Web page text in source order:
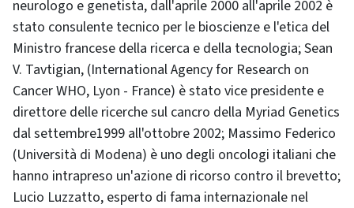
neurologo e genetista, dall'aprile 2000 all'aprile 2002 è
stato consulente tecnico per le bioscienze e l'etica del
Ministro francese della ricerca e della tecnologia; Sean
V. Tavtigian, (International Agency for Research on
Cancer WHO, Lyon - France) è stato vice presidente e
direttore delle ricerche sul cancro della Myriad Genetics
dal settembre1999 all'ottobre 2002; Massimo Federico
(Università di Modena) è uno degli oncologi italiani che
hanno intrapreso un'azione di ricorso contro il brevetto;
Lucio Luzzatto, esperto di fama internazionale nel